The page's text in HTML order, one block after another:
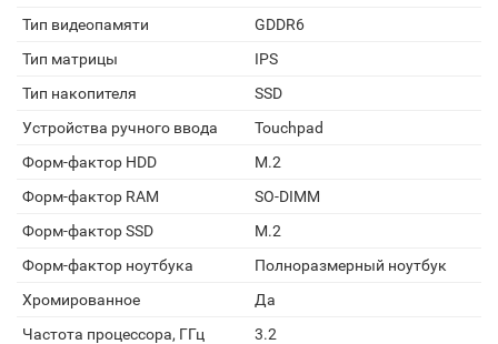
Тип видеопамяти
GDDR6
Тип матрицы
IPS
Тип накопителя
SSD
Устройства ручного ввода
Touchpad
Форм-фактор HDD
M.2
Форм-фактор RAM
SO-DIMM
Форм-фактор SSD
M.2
Форм-фактор ноутбука
Полноразмерный ноутбук
Хромированное
Да
Частота процессора, ГГц
3.2